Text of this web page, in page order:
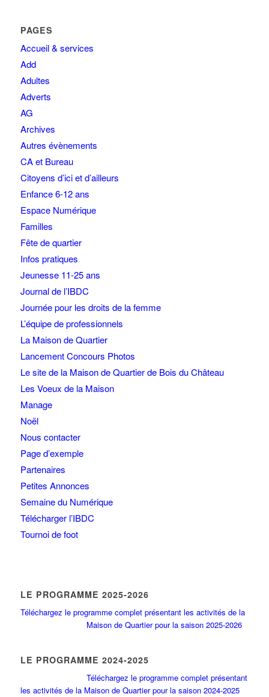
PAGES
Accueil & services
Add
Adultes
Adverts
AG
Archives
Autres évènements
CA et Bureau
Citoyens d’ici et d’ailleurs
Enfance 6-12 ans
Espace Numérique
Familles
Fête de quartier
Infos pratiques
Jeunesse 11-25 ans
Journal de l’IBDC
Journée pour les droits de la femme
L’équipe de professionnels
La Maison de Quartier
Lancement Concours Photos
Le site de la Maison de Quartier de Bois du Château
Les Voeux de la Maison
Manage
Noël
Nous contacter
Page d’exemple
Partenaires
Petites Annonces
Semaine du Numérique
Télécharger l’IBDC
Tournoi de foot
LE PROGRAMME 2025-2026
Téléchargez le programme complet présentant les activités de la
Maison de Quartier pour la saison 2025-2026
LE PROGRAMME 2024-2025
Téléchargez le programme complet présentant
les activités de la Maison de Quartier pour la saison 2024-2025